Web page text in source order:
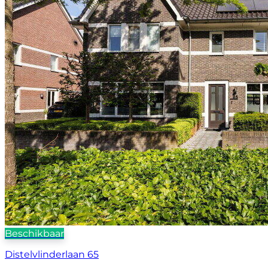
Beschikbaar
Distelvlinderlaan 65